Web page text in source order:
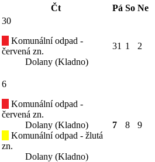
Čt Pá So Ne
30
Komunální odpad -
červená zn.
Dolany (Kladno)
31 1 2
6
Komunální odpad -
červená zn.
Dolany (Kladno)
Komunální odpad - žlutá
zn.
Dolany (Kladno)
7 8 9